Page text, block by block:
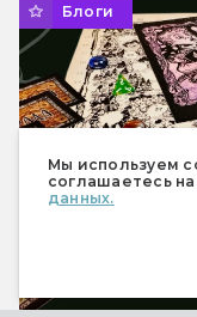
Мы используем
соглашаетесь на
данных.
Блоги